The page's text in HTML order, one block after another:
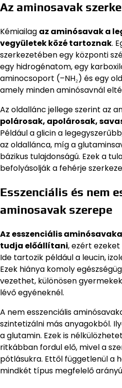
Az aminosavak
Kémiailag az aminósavak a
vegyületek közé tartoznak.
szerkezetében egy központi
egy hidrogénatom, egy
aminocsoport (–NH₂) és egy
amely minden aminósavnál
Az oldallánc jellege szerint az
polárosak, apolárosak,
Például a glicin a
az oldallánca, míg a
bázikus tulajdonságú. Ezek a
befolyásolják a fehérje
Esszenciális és nem
aminosavak szerepe
Az esszenciális
tudja előállítani, ezért
Ide tartozik például a leucin,
Ezek hiánya komoly
vezethet, különösen
lévő egyéneknél.
A nem esszenciális
szintetizálni más anyagokból.
a glutamin. Ezek is
ritkábban fordul elő, mivel a
pótlásukra. Ettől függetlenül a
mindkét típus megfelelő